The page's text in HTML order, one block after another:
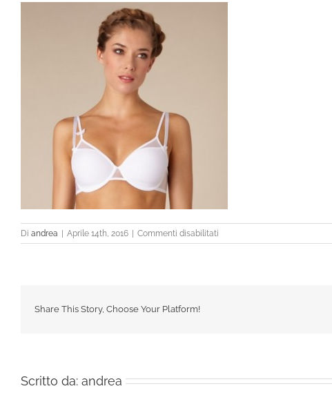
Di andrea | Aprile 14th, 2016 | Commenti disabilitati
4705_6
Share This Story, Choose Your Platform!
Scritto da: andrea